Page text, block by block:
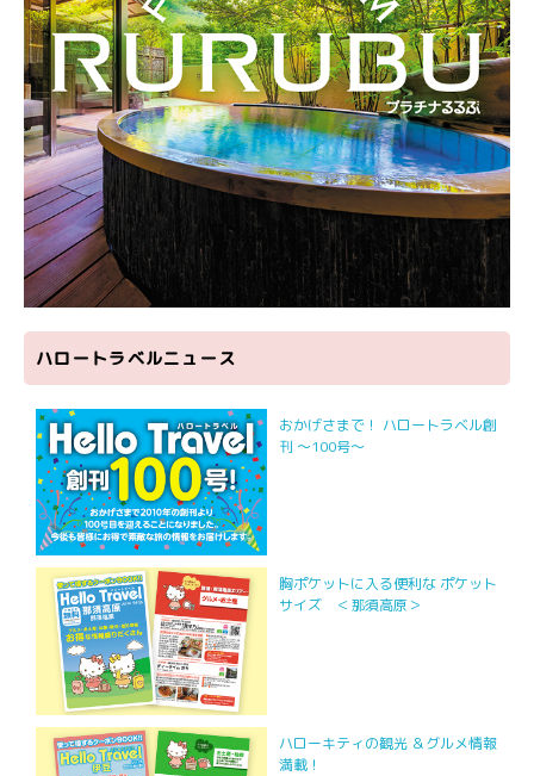
ハロートラベルニュース
おかげさまで！ ハロートラベル創
刊 ～100号～
胸ポケットに入る便利な ポケット
サイズ ＜那須高原＞
ハローキティの観光 ＆グルメ情報
満載！